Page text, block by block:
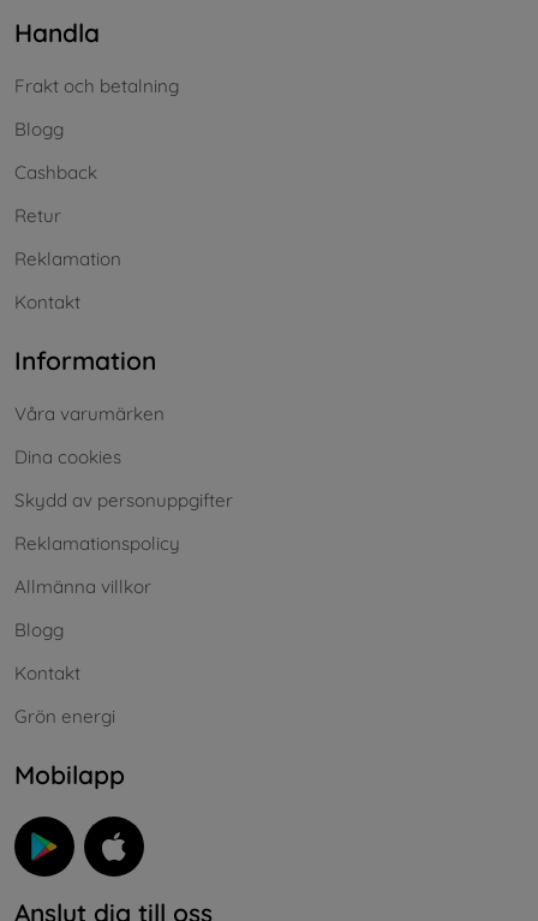
Handla
Frakt och betalning
Blogg
Cashback
Retur
Reklamation
Kontakt
Information
Våra varumärken
Dina cookies
Skydd av personuppgifter
Reklamationspolicy
Allmänna villkor
Blogg
Kontakt
Grön energi
Mobilapp
Anslut dig till oss